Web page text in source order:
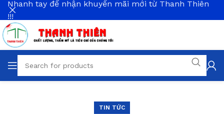
TIN TỨC
Nhanh tay để nhận khuyến mãi mới từ Thanh Thiên
!!!